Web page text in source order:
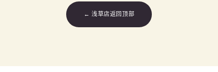
← 浅草店返回顶部